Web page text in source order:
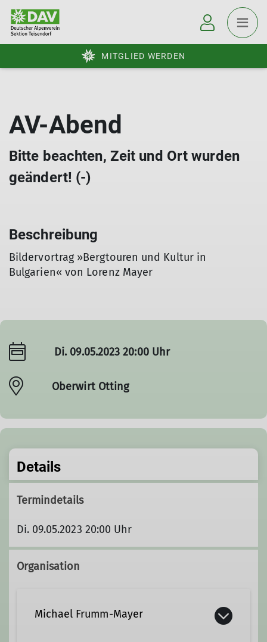
MITGLIED WERDEN
AV-Abend
Bitte beachten, Zeit und Ort wurden
geändert! (-)
Beschreibung
Bildervortrag »Bergtouren und Kultur in
Bulgarien« von Lorenz Mayer
Di. 09.05.2023 20:00 Uhr
Oberwirt Otting
Details
Termindetails
Di. 09.05.2023 20:00 Uhr
Organisation
Michael Frumm-Mayer